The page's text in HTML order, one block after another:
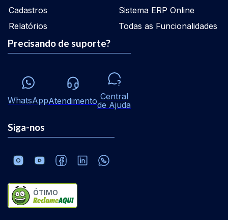
Cadastros
Relatórios
Sistema ERP Online
Todas as Funcionalidades
Precisando de suporte?
WhatsAppAtendimento Central
de Ajuda
Siga-nos
ÓTIMO